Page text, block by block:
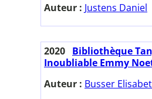
Auteur : Justens Daniel
2020 Bibliothèque
Inoubliable Emmy
Auteur : Busser